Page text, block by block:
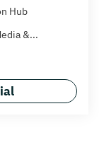
Hub
&...